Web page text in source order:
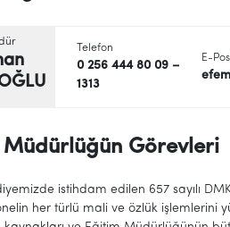
Telefon
0 256 444 80 09 –
1313
E-
Müdürlüğün Görevleri
istihdam edilen 657 sayılı
her türlü mali ve özlük işlemlerini